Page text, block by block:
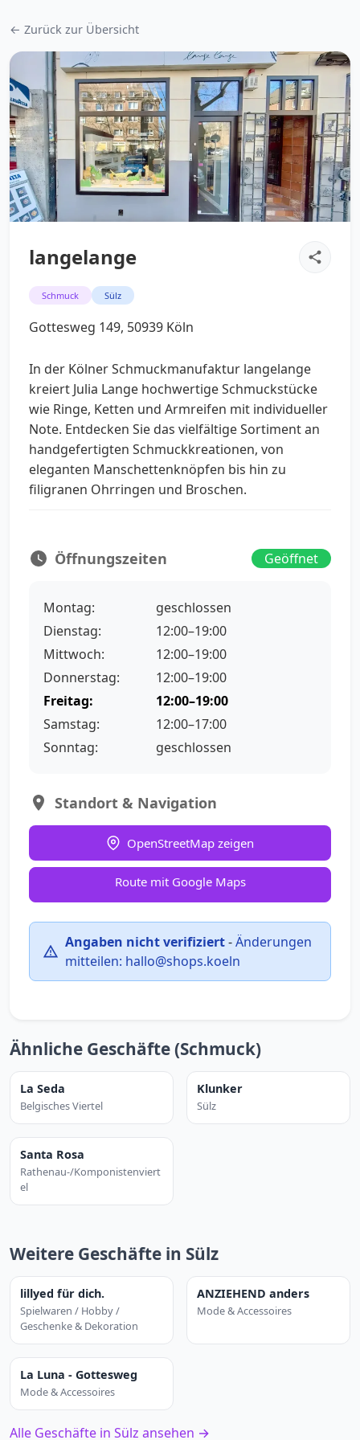
← Zurück zur Übersicht
langelange
Schmuck Sülz
Gottesweg 149, 50939 Köln
In der Kölner Schmuckmanufaktur langelange
kreiert Julia Lange hochwertige Schmuckstücke
wie Ringe, Ketten und Armreifen mit individueller
Note. Entdecken Sie das vielfältige Sortiment an
handgefertigten Schmuckkreationen, von
eleganten Manschettenknöpfen bis hin zu
filigranen Ohrringen und Broschen.
Öffnungszeiten Geöffnet
Montag:
geschlossen
Dienstag:
12:00–19:00
Mittwoch:
12:00–19:00
Donnerstag:
12:00–19:00
Freitag:
12:00–19:00
Samstag:
12:00–17:00
Sonntag:
geschlossen
Standort & Navigation
OpenStreetMap zeigen
Route mit Google Maps
Angaben nicht verifiziert-Änderungen
mitteilen: hallo@shops.koeln
Ähnliche Geschäfte (Schmuck)
La Seda
Belgisches Viertel
Klunker
Sülz
Santa Rosa
Rathenau-/Komponistenviert
el
Weitere Geschäfte in Sülz
lillyed für dich.
Spielwaren / Hobby /
Geschenke & Dekoration
ANZIEHEND anders
Mode & Accessoires
La Luna - Gottesweg
Mode & Accessoires
Alle Geschäfte in Sülz ansehen →